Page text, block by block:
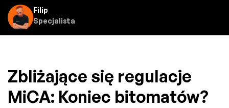
Filip
Specjalista
Zbliżające się regulacje
MiCA: Koniec bitomatów?